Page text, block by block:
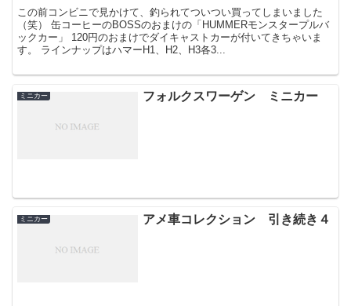
この前コンビニで見かけて、釣られてついつい買ってしまいました
（笑） 缶コーヒーのBOSSのおまけの「HUMMERモンスタープルバ
ックカー」 120円のおまけでダイキャストカーが付いてきちゃいま
す。 ラインナップはハマーH1、H2、H3各3...
ミニカー フォルクスワーゲン ミニカー
ミニカー アメ車コレクション 引き続き４